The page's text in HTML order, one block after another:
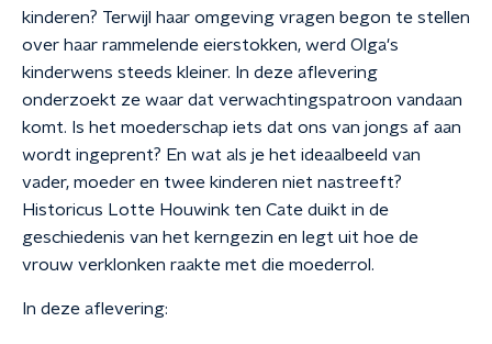
kinderen? Terwijl haar omgeving vragen begon te stellen
over haar rammelende eierstokken, werd Olga's
kinderwens steeds kleiner. In deze aflevering
onderzoekt ze waar dat verwachtingspatroon vandaan
komt. Is het moederschap iets dat ons van jongs af aan
wordt ingeprent? En wat als je het ideaalbeeld van
vader, moeder en twee kinderen niet nastreeft?
Historicus Lotte Houwink ten Cate duikt in de
geschiedenis van het kerngezin en legt uit hoe de
vrouw verklonken raakte met die moederrol.
In deze aflevering: